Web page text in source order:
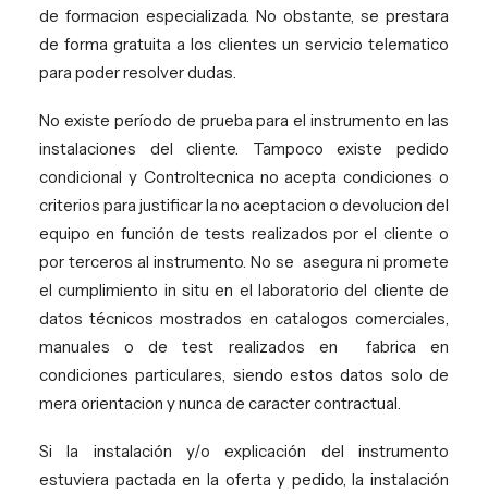
de formacion especializada. No obstante, se prestara
de forma gratuita a los clientes un servicio telematico
para poder resolver dudas.
No existe período de prueba para el instrumento en las
instalaciones del cliente. Tampoco existe pedido
condicional y Controltecnica no acepta condiciones o
criterios para justificar la no aceptacion o devolucion del
equipo en función de tests realizados por el cliente o
por terceros al instrumento. No se asegura ni promete
el cumplimiento in situ en el laboratorio del cliente de
datos técnicos mostrados en catalogos comerciales,
manuales o de test realizados en fabrica en
condiciones particulares, siendo estos datos solo de
mera orientacion y nunca de caracter contractual.
Si la instalación y/o explicación del instrumento
estuviera pactada en la oferta y pedido, la instalación